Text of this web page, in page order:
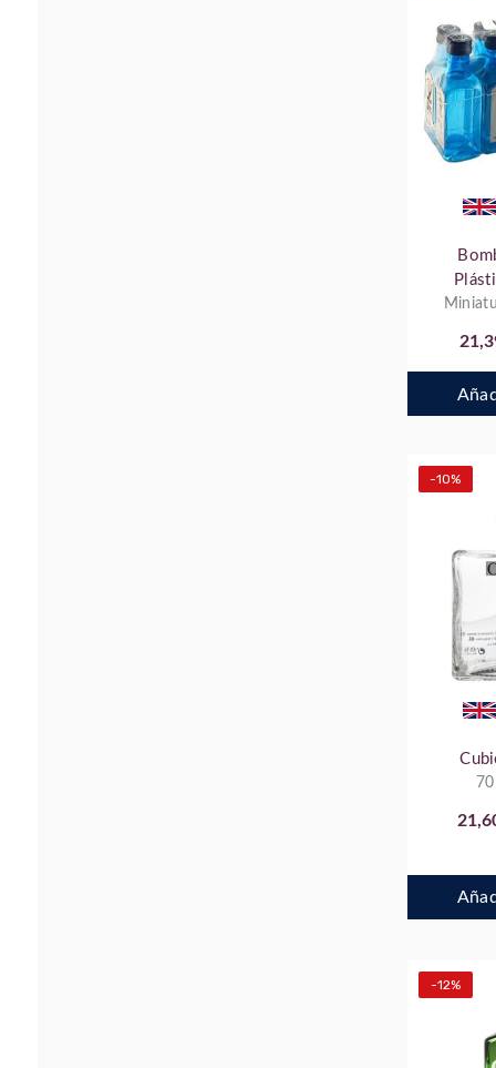
10
-10%
-12%